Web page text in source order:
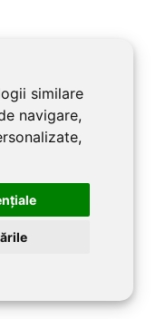
similare
navigare,